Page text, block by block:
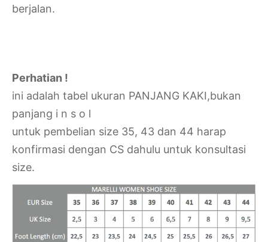
berjalan.
Perhatian !
ini adalah tabel ukuran PANJANG KAKI,bukan
panjang i n s o l
untuk pembelian size 35, 43 dan 44 harap
konfirmasi dengan CS dahulu untuk konsultasi
size.